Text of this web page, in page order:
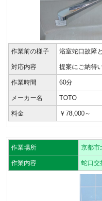
作業前の様子 浴室蛇口故障
対応内容 提案にご納得
作業時間 60分
メーカー名 TOTO
料金 ￥78,000～
作業場所 京都市
作業内容 蛇口交